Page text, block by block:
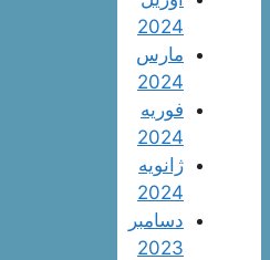
2024
مارس
2024
فوریه
2024
ژانویه
2024
دسامبر
2023